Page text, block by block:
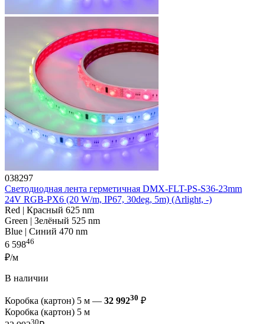
038297
Светодиодная лента герметичная DMX-FLT-PS-S36-23mm
24V RGB-PX6 (20 W/m, IP67, 30deg, 5m) (Arlight, -)
Red | Красный 625 nm
Green | Зелёный 525 nm
Blue | Синий 470 nm
6 59846
₽/м
В наличии
Коробка (картон) 5 м — 32 99230 ₽
Коробка (картон) 5 м
30